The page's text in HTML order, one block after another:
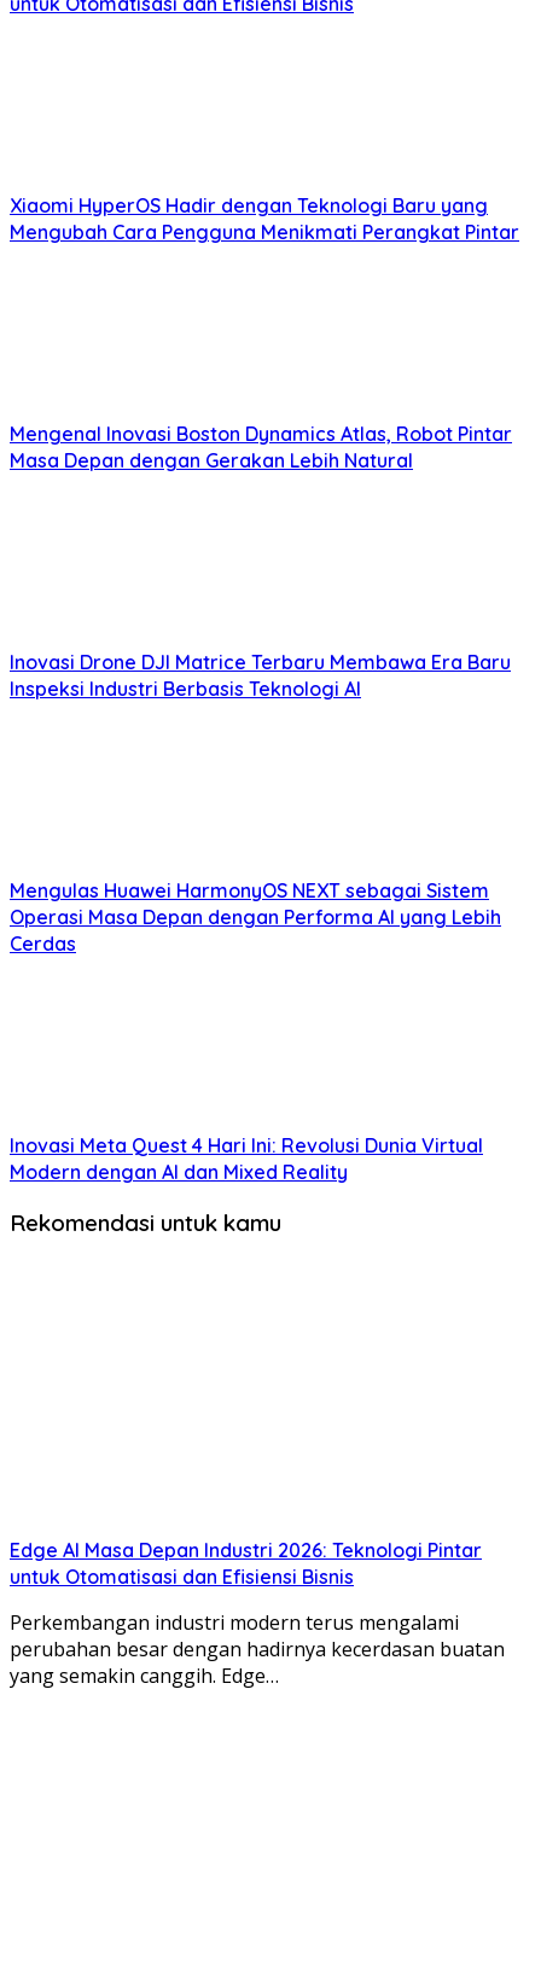
Xiaomi HyperOS Hadir dengan Teknologi Baru yang
Mengubah Cara Pengguna Menikmati Perangkat Pintar
Mengenal Inovasi Boston Dynamics Atlas, Robot Pintar
Masa Depan dengan Gerakan Lebih Natural
Inovasi Drone DJI Matrice Terbaru Membawa Era Baru
Inspeksi Industri Berbasis Teknologi AI
Mengulas Huawei HarmonyOS NEXT sebagai Sistem
Operasi Masa Depan dengan Performa AI yang Lebih
Cerdas
Inovasi Meta Quest 4 Hari Ini: Revolusi Dunia Virtual
Modern dengan AI dan Mixed Reality
Rekomendasi untuk kamu
Edge AI Masa Depan Industri 2026: Teknologi Pintar
untuk Otomatisasi dan Efisiensi Bisnis
Perkembangan industri modern terus mengalami
perubahan besar dengan hadirnya kecerdasan buatan
yang semakin canggih. Edge…